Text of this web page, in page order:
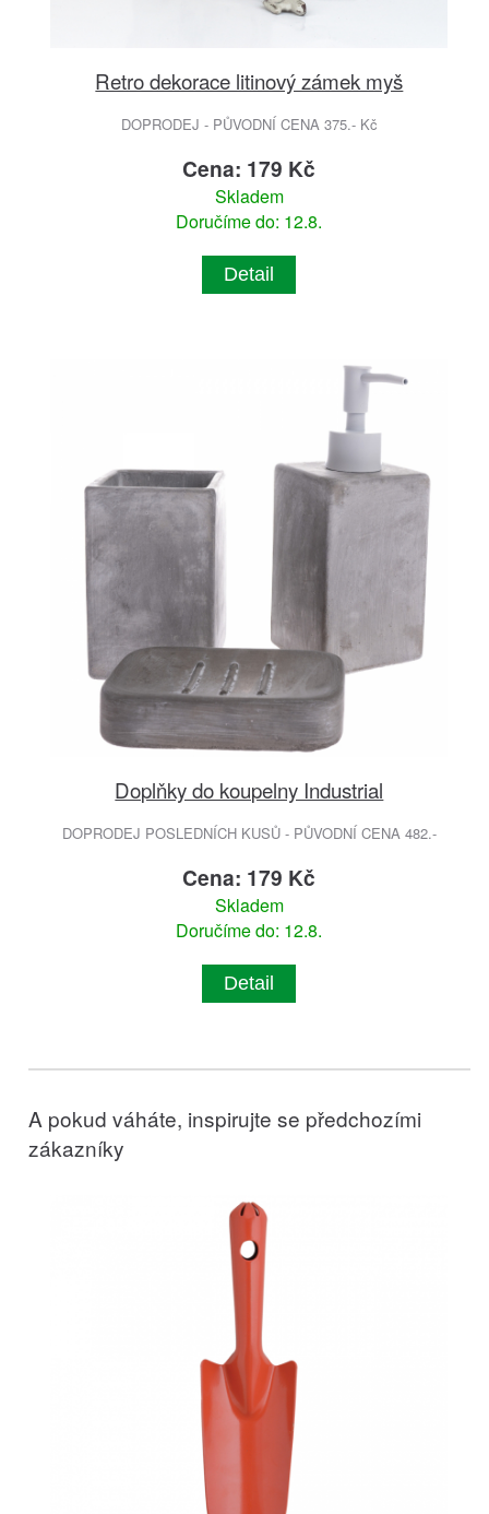
Retro dekorace litinový zámek myš
DOPRODEJ - PŮVODNÍ CENA 375.- Kč
Cena: 179 Kč
Skladem
Doručíme do: 12.8.
Detail
Doplňky do koupelny Industrial
DOPRODEJ POSLEDNÍCH KUSŮ - PŮVODNÍ CENA 482.-
Cena: 179 Kč
Skladem
Doručíme do: 12.8.
Detail
A pokud váháte, inspirujte se předchozími
zákazníky